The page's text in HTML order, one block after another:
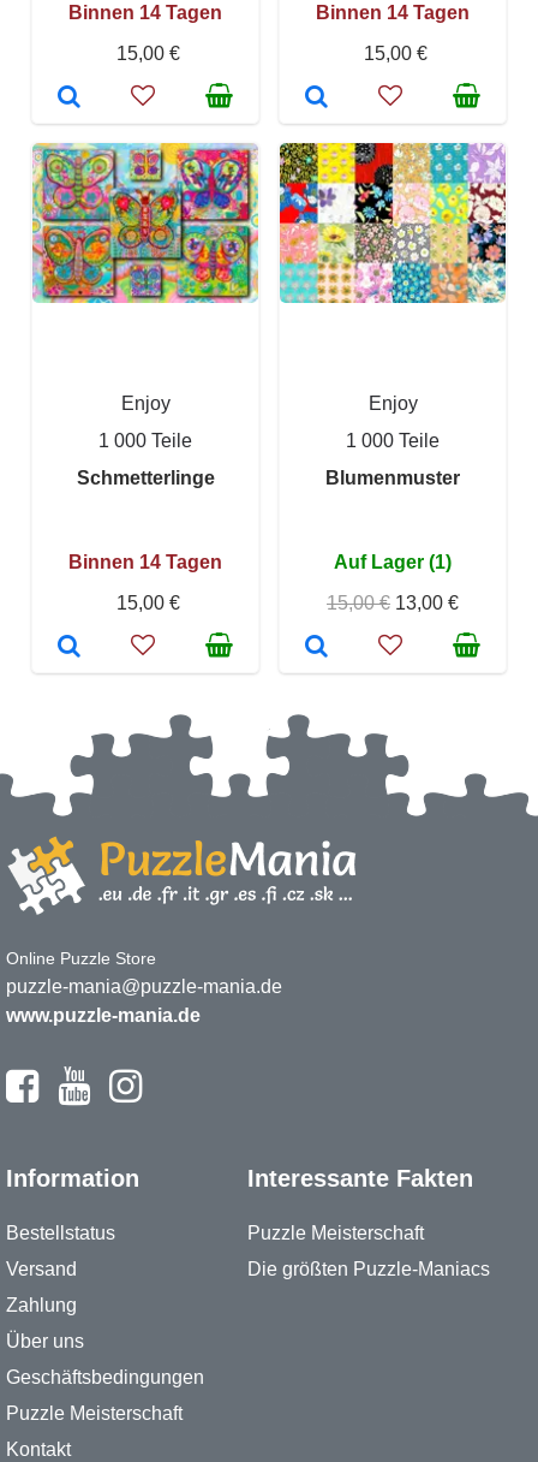
Binnen 14 Tagen
15,00 €
Binnen 14 Tagen
15,00 €
Enjoy
1 000 Teile
Schmetterlinge
Binnen 14 Tagen
15,00 €
Enjoy
1 000 Teile
Blumenmuster
Auf Lager (1)
15,00 € 13,00 €
Online Puzzle Store
puzzle-mania@puzzle-mania.de
www.puzzle-mania.de
Information
Bestellstatus
Versand
Zahlung
Über uns
Geschäftsbedingungen
Puzzle Meisterschaft
Kontakt
Interessante Fakten
Puzzle Meisterschaft
Die größten Puzzle-Maniacs